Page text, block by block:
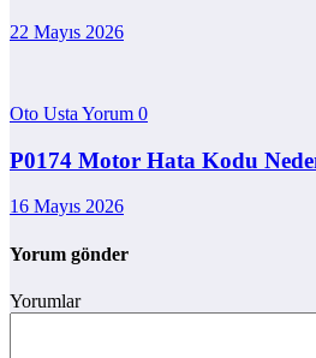
22 Mayıs 2026
Oto Usta Yorum 0
P0174 Motor Hata Kodu
16 Mayıs 2026
Yorum gönder
Yorumlar